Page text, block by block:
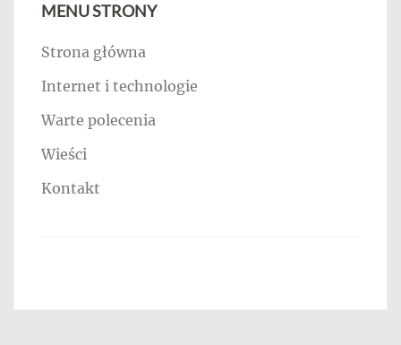
MENU STRONY
Strona główna
Internet i technologie
Warte polecenia
Wieści
Kontakt